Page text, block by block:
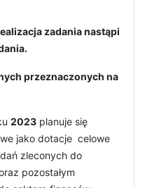
zadania nastąpi
przeznaczonych na
2023 planuje się
jako dotacje celowe
zleconych do
pozostałym